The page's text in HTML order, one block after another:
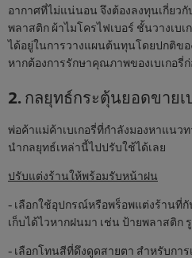
อากาศที่ไม่แน่นอน จึงต้องลงทุนเกี่ยว
พลาสติก ผ้าไมโครไฟเบอร์ ชั้นวางเบ
ได้อยู่ในการวางแผนต้นทุนโดยปกติขอ
หากต้องการรักษาคุณภาพของเบเกอรี่
2. กลยุทธ์กระตุ้นยอดขาย
พ่อค้าแม่ค้าเบเกอรี่ที่กำลังมองหาแน
นำกลยุทธ์เหล่านี้ไปปรับใช้ได้เลย
ปรับแต่งร้านให้พร้อมรับหน้าฝน
- เลือกใช้อุปกรณ์หรือพร็อพแต่งร้านที่
เก็บได้ไวหากฝนมา เช่น ป้ายพลาสติก
- เลือกโทนสีที่ดึงดูดสายตา สำหรับกา